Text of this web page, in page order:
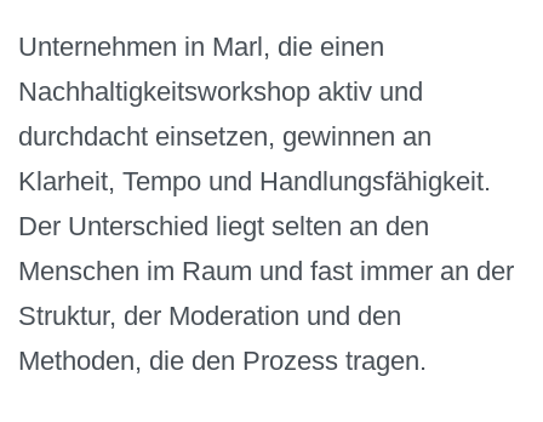
Unternehmen in Marl, die einen
Nachhaltigkeitsworkshop aktiv und
durchdacht einsetzen, gewinnen an
Klarheit, Tempo und Handlungsfähigkeit.
Der Unterschied liegt selten an den
Menschen im Raum und fast immer an der
Struktur, der Moderation und den
Methoden, die den Prozess tragen.